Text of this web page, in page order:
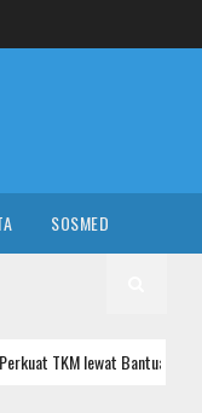
SOSMED
Modal Usaha